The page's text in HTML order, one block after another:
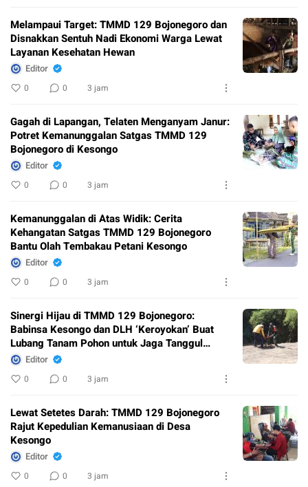
Melampaui Target: TMMD 129 Bojonegoro dan
Disnakkan Sentuh Nadi Ekonomi Warga Lewat
Layanan Kesehatan Hewan
Editor
0 0 3 jam
Gagah di Lapangan, Telaten Menganyam Janur:
Potret Kemanunggalan Satgas TMMD 129
Bojonegoro di Kesongo
Editor
0 0 3 jam
Kemanunggalan di Atas Widik: Cerita
Kehangatan Satgas TMMD 129 Bojonegoro
Bantu Olah Tembakau Petani Kesongo
Editor
0 0 3 jam
Sinergi Hijau di TMMD 129 Bojonegoro:
Babinsa Kesongo dan DLH ‘Keroyokan’ Buat
Lubang Tanam Pohon untuk Jaga Tanggul
Sungai
Editor
0 0 3 jam
Lewat Setetes Darah: TMMD 129 Bojonegoro
Rajut Kepedulian Kemanusiaan di Desa
Kesongo
Editor
0 0 3 jam